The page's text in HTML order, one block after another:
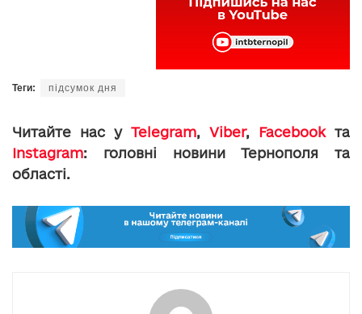
Теги: підсумок дня
Читайте нас у Telegram, Viber, Facebookта
Instagram: головні новини Тернополя та
області.